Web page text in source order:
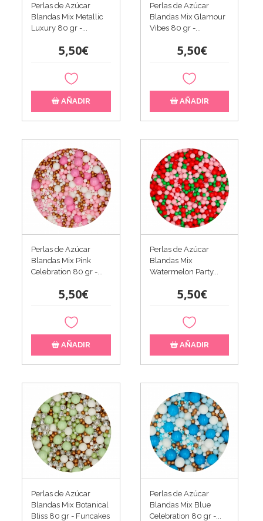
Perlas de Azúcar
Blandas Mix Metallic
Luxury 80 gr -...
5,50€
AÑADIR
Perlas de Azúcar
Blandas Mix Glamour
Vibes 80 gr -...
5,50€
AÑADIR
Perlas de Azúcar
Blandas Mix Pink
Celebration 80 gr -...
5,50€
AÑADIR
Perlas de Azúcar
Blandas Mix
Watermelon Party...
5,50€
AÑADIR
Perlas de Azúcar
Blandas Mix Botanical
Bliss 80 gr - Funcakes
Perlas de Azúcar
Blandas Mix Blue
Celebration 80 gr -...